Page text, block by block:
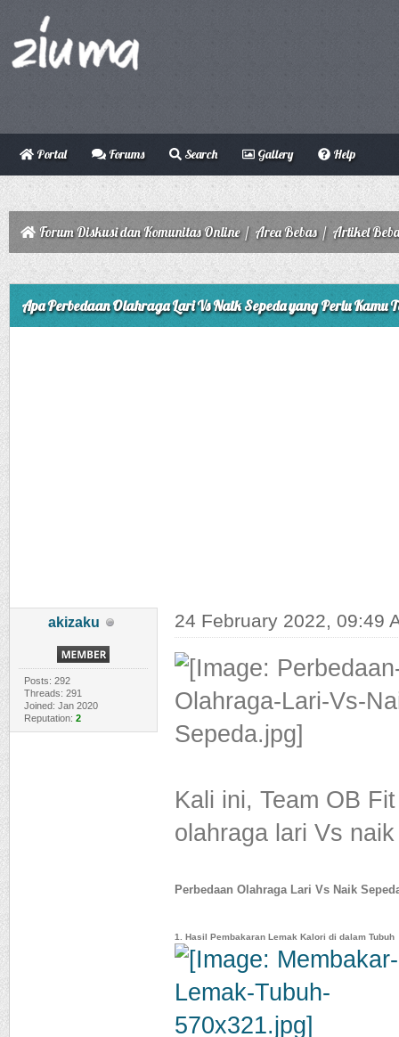
Portal Forums Search Gallery Help
Forum Diskusi dan Komunitas Online/ Area Bebas/ Artikel
Apa Perbedaan Olahraga Lari Vs Naik Sepeda yang Perlu Kamu
akizaku
Posts: 292
Threads: 291
Joined: Jan 2020
Reputation: 2
24 February 2022, 09:49
Kali ini, Team OB
olahraga lari Vs
Perbedaan Olahraga Lari Vs Naik
1. Hasil Pembakaran Lemak Kalori di dalam Tubuh